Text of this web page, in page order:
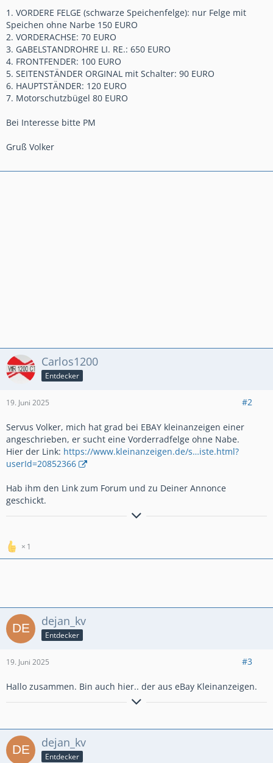
1. VORDERE FELGE (schwarze Speichenfelge): nur Felge mit
Speichen ohne Narbe 150 EURO
2. VORDERACHSE: 70 EURO
3. GABELSTANDROHRE LI. RE.: 650 EURO
4. FRONTFENDER: 100 EURO
5. SEITENSTÄNDER ORGINAL mit Schalter: 90 EURO
6. HAUPTSTÄNDER: 120 EURO
7. Motorschutzbügel 80 EURO
Bei Interesse bitte PM
Gruß Volker
Carlos1200
Entdecker
19. Juni 2025 #2
Servus Volker, mich hat grad bei EBAY kleinanzeigen einer
angeschrieben, er sucht eine Vorderradfelge ohne Nabe.
Hier der Link: https://www.kleinanzeigen.de/s…iste.html?
userId=20852366
Hab ihm den Link zum Forum und zu Deiner Annonce
geschickt.
*****************************
Karl
*****************************
1
dejan_kv
Entdecker
19. Juni 2025 #3
Hallo zusammen. Bin auch hier.. der aus eBay Kleinanzeigen.
Crosstourer EZ: 2013
Givi Airflow
H&B Topcase Xplorer 45
dejan_kv
Entdecker